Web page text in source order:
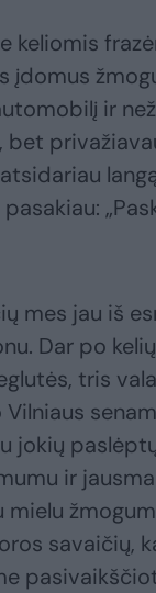
keliomis
įdomus
ir
bet
mes jau iš
Dar po
tris
jokių
ir
mielu
savaičių,